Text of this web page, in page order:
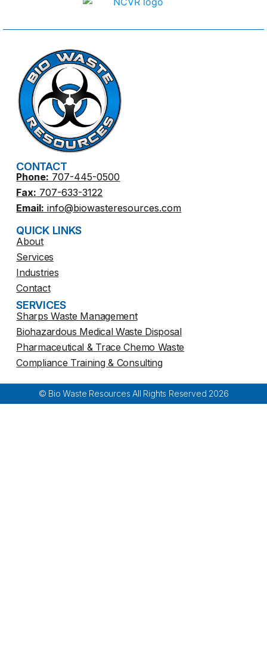
CONTACT
Phone: 707-445-0500
Fax: 707-633-3122
Email: info@biowasteresources.com
QUICK LINKS
About
Services
Industries
Contact
SERVICES
Sharps Waste Management
Biohazardous Medical Waste Disposal
Pharmaceutical & Trace Chemo Waste
Compliance Training & Consulting
© Bio Waste Resources All Rights Reserved 2026